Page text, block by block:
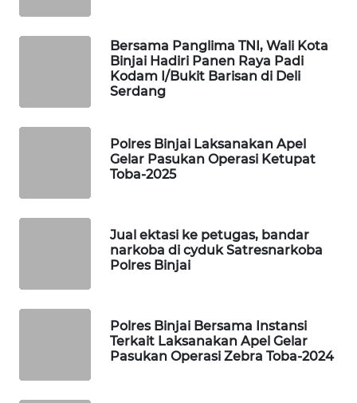
Bersama Panglima TNI, Wali Kota
Binjai Hadiri Panen Raya Padi
Kodam I/Bukit Barisan di Deli
Serdang
Polres Binjai Laksanakan Apel
Gelar Pasukan Operasi Ketupat
Toba-2025
Jual ektasi ke petugas, bandar
narkoba di cyduk Satresnarkoba
Polres Binjai
Polres Binjai Bersama Instansi
Terkait Laksanakan Apel Gelar
Pasukan Operasi Zebra Toba-2024
ALPERKLINAS
TAMBANG
NEWS